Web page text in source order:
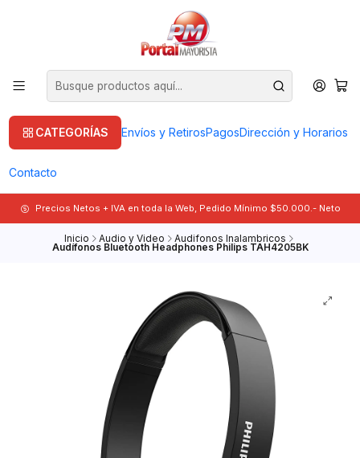
CATEGORÍAS Envíos y RetirosPagosDirección y Horarios
Contacto
Precios Netos + IVA en toda la Web, Pedido Mínimo $50.000.- Neto
Inicio Audio y Video Audifonos Inalambricos
Audífonos Bluetooth Headphones Philips TAH4205BK